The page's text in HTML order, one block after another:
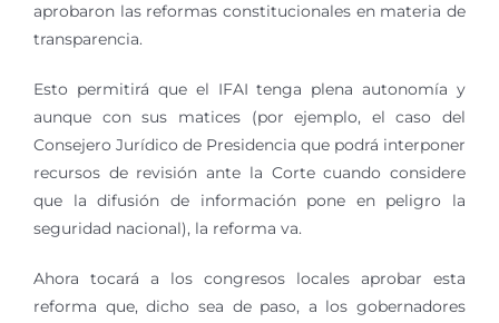
aprobaron las reformas constitucionales en materia de
transparencia.
Esto permitirá que el IFAI tenga plena autonomía y
aunque con sus matices (por ejemplo, el caso del
Consejero Jurídico de Presidencia que podrá interponer
recursos de revisión ante la Corte cuando considere
que la difusión de información pone en peligro la
seguridad nacional), la reforma va.
Ahora tocará a los congresos locales aprobar esta
reforma que, dicho sea de paso, a los gobernadores